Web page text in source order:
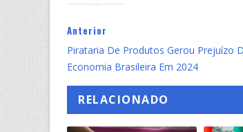
Anterior
Pirataria De Produtos Gerou Prejuízo
Economia Brasileira Em 2024
RELACIONADO